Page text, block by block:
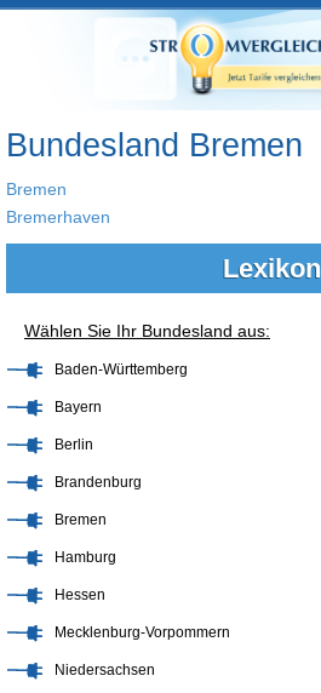
Bundesland Bremen
Bremen
Bremerhaven
Lexikon
Wählen Sie Ihr Bundesland aus:
Baden-Württemberg
Bayern
Berlin
Brandenburg
Bremen
Hamburg
Hessen
Mecklenburg-Vorpommern
Niedersachsen